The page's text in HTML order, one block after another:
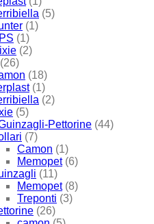
(5)
(1)
(1)
(2)
(26)
(18)
(1)
(2)
(5)
Pettorine (44)
(7)
Camon (1)
Memopet (6)
(11)
Memopet (8)
Treponti (3)
(26)